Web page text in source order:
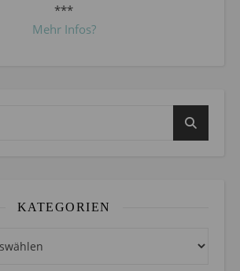
***
Mehr Infos?
KATEGORIEN